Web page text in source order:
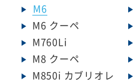
M6
M6 クーペ
M760Li
M8 クーペ
M850i カブリオレ